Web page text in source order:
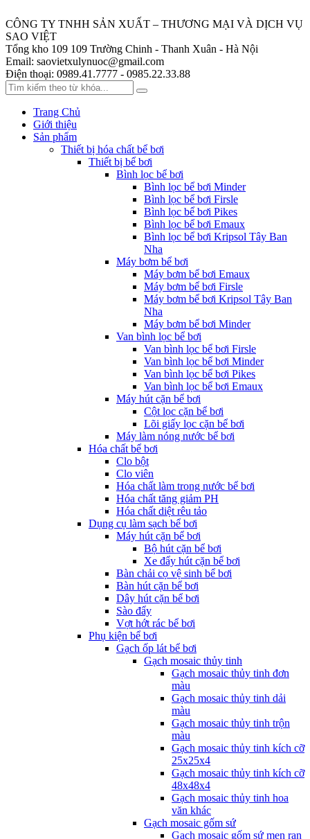
CÔNG TY TNHH SẢN XUẤT – THƯƠNG MẠI VÀ DỊCH VỤ
SAO VIỆT
Tổng kho 109 109 Trường Chinh - Thanh Xuân - Hà Nội
Email: saovietxulynuoc@gmail.com
Điện thoại: 0989.41.7777 - 0985.22.33.88
Trang Chủ
Giới thiệu
Sản phẩm
Thiết bị hóa chất bể bơi
Thiết bị bể bơi
Bình lọc bể bơi
Bình lọc bể bơi Minder
Bình lọc bể bơi Firsle
Bình lọc bể bơi Pikes
Bình lọc bể bơi Emaux
Bình lọc bể bơi Kripsol Tây Ban
Nha
Máy bơm bể bơi
Máy bơm bể bơi Emaux
Máy bơm bể bơi Firsle
Máy bơm bể bơi Kripsol Tây Ban
Nha
Máy bơm bể bơi Minder
Van bình lọc bể bơi
Van bình lọc bể bơi Firsle
Van bình lọc bể bơi Minder
Van bình lọc bể bơi Pikes
Van bình lọc bể bơi Emaux
Máy hút cặn bể bơi
Cột lọc cặn bể bơi
Lõi giấy lọc cặn bể bơi
Máy làm nóng nước bể bơi
Hóa chất bể bơi
Clo bột
Clo viên
Hóa chất làm trong nước bể bơi
Hóa chất tăng giảm PH
Hóa chất diệt rêu tảo
Dụng cụ làm sạch bể bơi
Máy hút cặn bể bơi
Bộ hút cặn bể bơi
Xe đẩy hút cặn bể bơi
Bàn chải cọ vệ sinh bể bơi
Bàn hút cặn bể bơi
Dây hút cặn bể bơi
Sào đẩy
Vợt hớt rác bể bơi
Phụ kiện bể bơi
Gạch ốp lát bể bơi
Gạch mosaic thủy tinh
Gạch mosaic thủy tinh đơn
màu
Gạch mosaic thủy tinh dải
màu
Gạch mosaic thủy tinh trộn
màu
Gạch mosaic thủy tinh kích cỡ
25x25x4
Gạch mosaic thủy tinh kích cỡ
48x48x4
Gạch mosaic thủy tinh hoa
văn khác
Gạch mosaic gốm sứ
Gạch mosaic gốm sứ men rạn